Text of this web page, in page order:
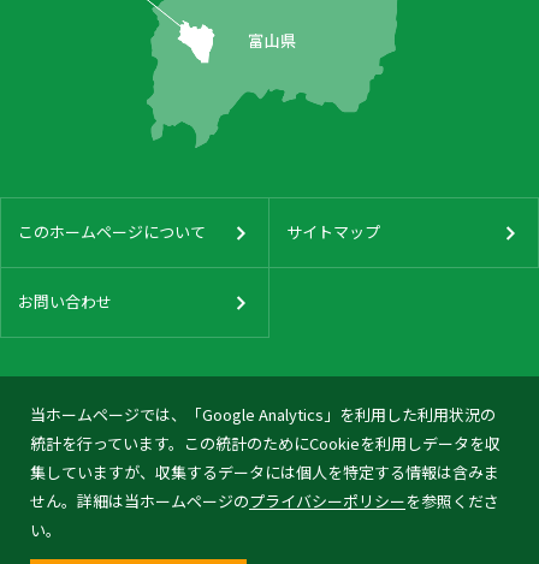
当ホームページでは、「Google Analytics」を利用した利用状況の
統計を行っています。この統計のためにCookieを利用しデータを収
集していますが、収集するデータには個人を特定する情報は含みま
せん。詳細は当ホームページのプライバシーポリシーを参照くださ
い。
このホームページについて サイトマップ
お問い合わせ